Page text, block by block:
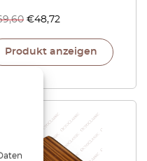
€48,72
Produkt anzeigen